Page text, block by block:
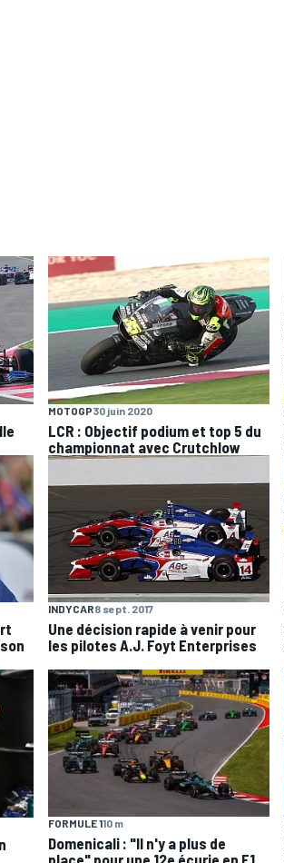
MOTOGP30 juin 2020
LCR : Objectif podium et top 5 du
championnat avec Crutchlow
INDYCAR8 sept. 2017
Une décision rapide à venir pour
les pilotes A.J. Foyt Enterprises
FORMULE 110 m
Domenicali : "Il n'y a plus de